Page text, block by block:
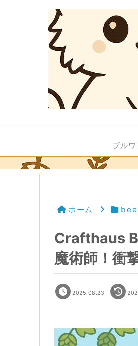
ブルワ
ホーム
Crafthaus
魔術師！衝
2025.08.23